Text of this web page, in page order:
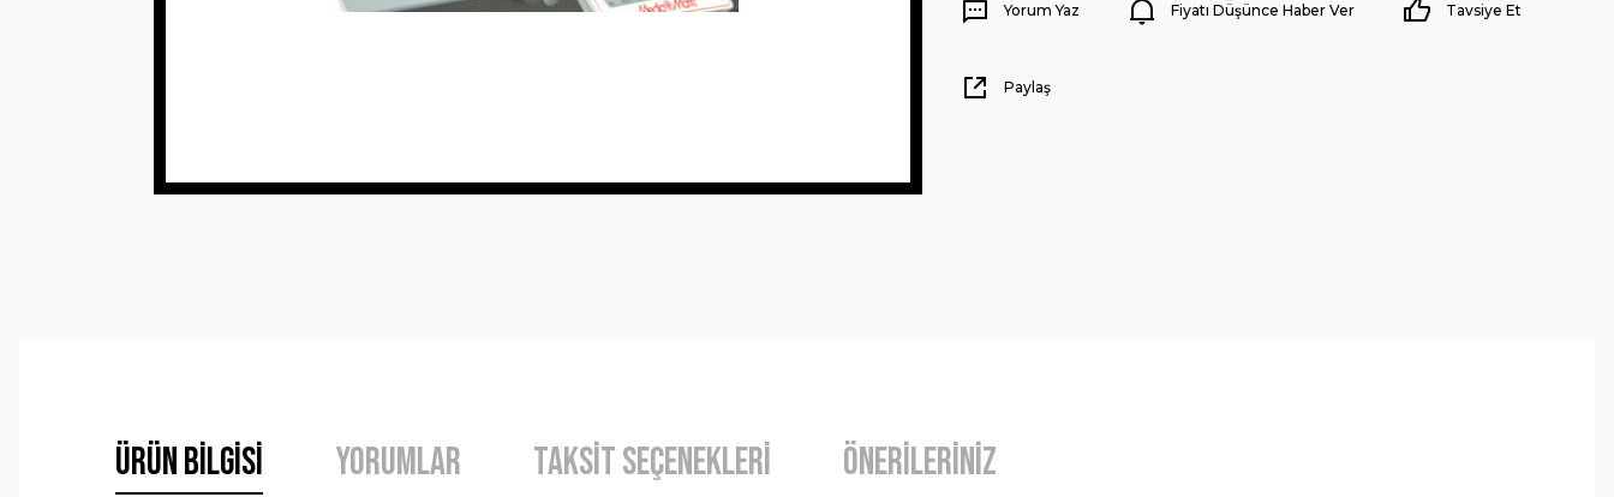
Yorum Yaz Fiyatı Düşünce Haber Ver Tavsiye Et
Paylaş
Ürün Bilgisi Yorumlar Taksit Seçenekleri Önerileriniz